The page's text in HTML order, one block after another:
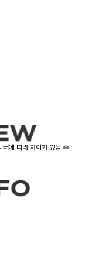
터에 따라 차이가 있을 수